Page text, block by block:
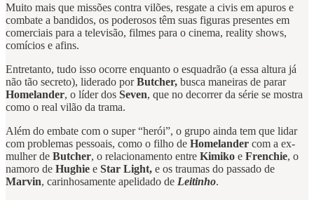
Muito mais que missões contra vilões, resgate a civis em apuros e
combate a bandidos, os poderosos têm suas figuras presentes em
comerciais para a televisão, filmes para o cinema, reality shows,
comícios e afins.
Entretanto, tudo isso ocorre enquanto o esquadrão (a essa altura já
não tão secreto), liderado porButcher, busca maneiras de parar
Homelander, o líder dos Seven, que no decorrer da série se mostra
como o real vilão da trama.
Além do embate com o super “herói”, o grupo ainda tem que lidar
com problemas pessoais, como o filho de Homelander com a ex-
mulher de Butcher, o relacionamento entre Kimiko e Frenchie, o
namoro de Hughie e Star Light, e os traumas do passado de
Marvin, carinhosamente apelidado de Leitinho.